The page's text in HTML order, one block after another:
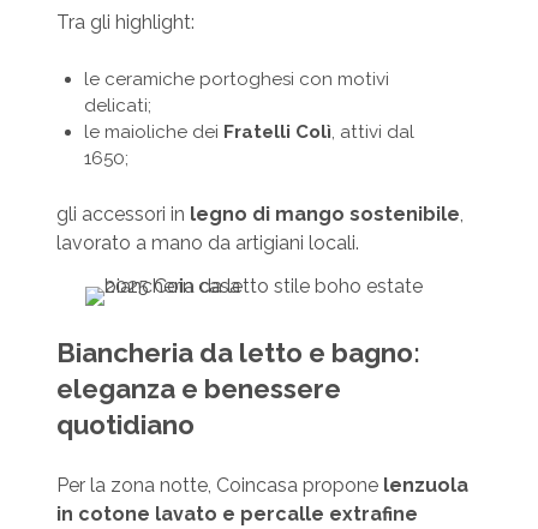
Tra gli highlight:
le ceramiche portoghesi con motivi
delicati;
le maioliche dei Fratelli Colì, attivi dal
1650;
gli accessori in legno di mango sostenibile,
lavorato a mano da artigiani locali.
Biancheria da letto e bagno:
eleganza e benessere
quotidiano
Per la zona notte, Coincasa propone lenzuola
in cotone lavato e percalle extrafine